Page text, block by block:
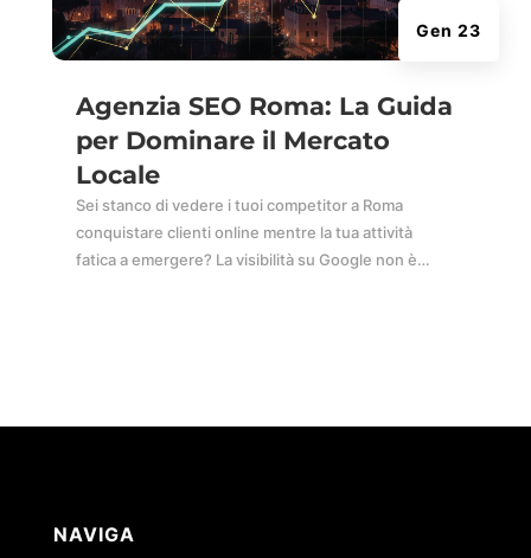
Agenzia SEO Roma: La Guida
per Dominare il Mercato
Locale
Gen 23
Sei stanco di vedere i tuoi competitor a Roma
conquistare clienti online mentre la tua attività
fatica a emergere? La visibilità su Google non è…
NAVIGA